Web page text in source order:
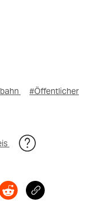
#Öffentlicher